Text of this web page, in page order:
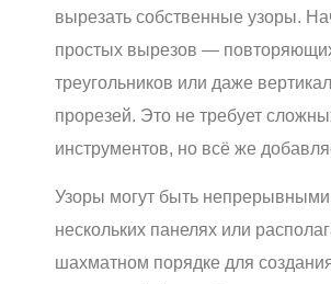
вырезать собственные узоры.
простых вырезов —
треугольников или даже
прорезей. Это не требует
инструментов, но всё же
Узоры могут быть
нескольких панелях или
шахматном порядке для